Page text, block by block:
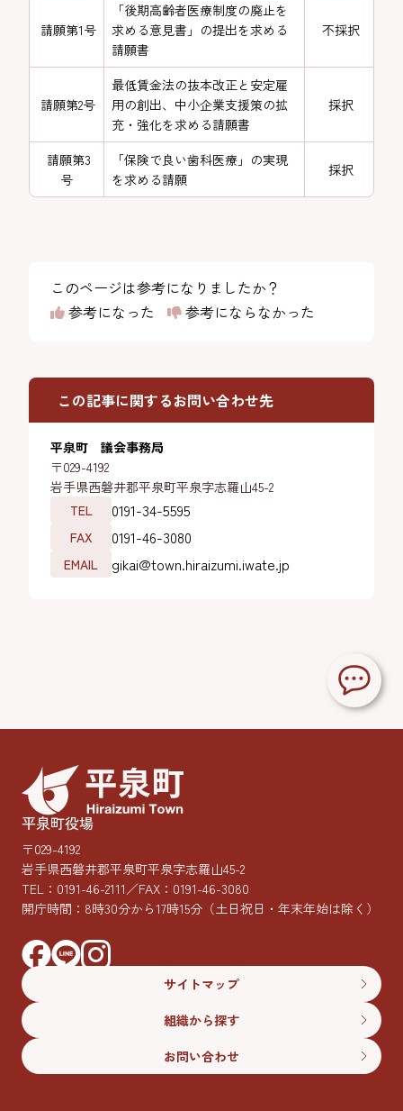
請願第1号
「後期高齢者医療制度の廃止を
求める意見書」の提出を求める
請願書
不採択
請願第2号
最低賃金法の抜本改正と安定雇
用の創出、中小企業支援策の拡
充・強化を求める請願書
採択
請願第3
号
「保険で良い歯科医療」の実現
を求める請願
採択
このページは参考になりましたか？
参考になった
参考にならなかった
この記事に関するお問い合わせ先
平泉町 議会事務局
〒029-4192
岩手県西磐井郡平泉町平泉字志羅山45-2
TEL
0191-34-5595
FAX 0191-46-3080
EMAIL gikai@town.hiraizumi.iwate.jp
平泉町役場
〒029-4192
岩手県西磐井郡平泉町平泉字志羅山45-2
TEL： 0191-46-2111／FAX：0191-46-3080
開庁時間：8時30分から17時15分 （土日祝日・年末年始は除く）
サイトマップ
組織から探す
お問い合わせ